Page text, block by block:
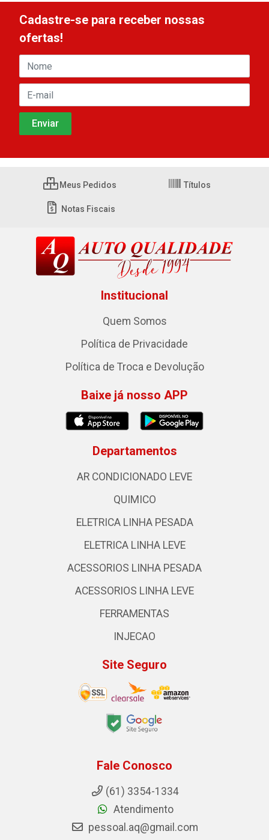
Cadastre-se para receber nossas
ofertas!
Meus Pedidos Títulos
Notas Fiscais
Institucional
Quem Somos
Política de Privacidade
Política de Troca e Devolução
Baixe já nosso APP
Departamentos
AR CONDICIONADO LEVE
QUIMICO
ELETRICA LINHA PESADA
ELETRICA LINHA LEVE
ACESSORIOS LINHA PESADA
ACESSORIOS LINHA LEVE
FERRAMENTAS
INJECAO
Site Seguro
Fale Conosco
(61) 3354-1334
Atendimento
pessoal.aq@gmail.com